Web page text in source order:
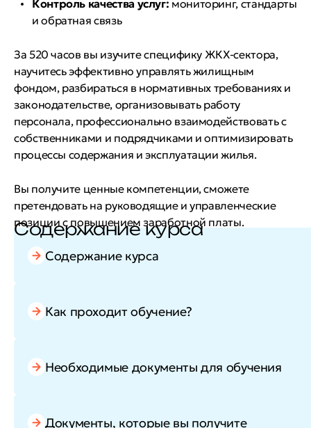
Контроль качества услуг: мониторинг, стандарты
и обратная связь
За 520 часов вы изучите специфику ЖКХ-сектора,
научитесь эффективно управлять жилищным
фондом, разбираться в нормативных требованиях и
законодательстве, организовывать работу
персонала, профессионально взаимодействовать с
собственниками и подрядчиками и оптимизировать
процессы содержания и эксплуатации жилья.
Вы получите ценные компетенции, сможете
претендовать на руководящие и управленческие
позиции с повышением заработной платы.
Содержание курса
Содержание курса
Как проходит обучение?
Необходимые документы для обучения
Документы, которые вы получите